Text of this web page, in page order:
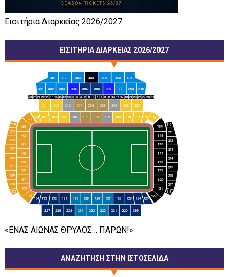
Εισιτήρια Διαρκείας 2026/2027
ΕΙΣΙΤΗΡΙΑ ΔΙΑΡΚΕΙΑΣ 2026/2027
«ΕΝΑΣ ΑΙΩΝΑΣ ΘΡΥΛΟΣ… ΠΑΡΩΝ!»
ΑΝΑΖΗΤΗΣΗ ΣΤΗΝ ΙΣΤΟΣΕΛΙΔΑ